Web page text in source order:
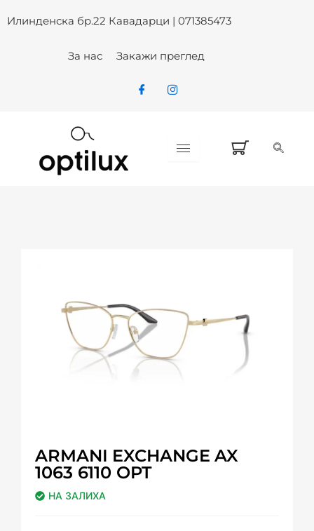
toИлинденска бр.22 Кавадарци | 071385473
За нас Закажи преглед
ARMANI EXCHANGE AX
1063 6110 OPT
НА ЗАЛИХА